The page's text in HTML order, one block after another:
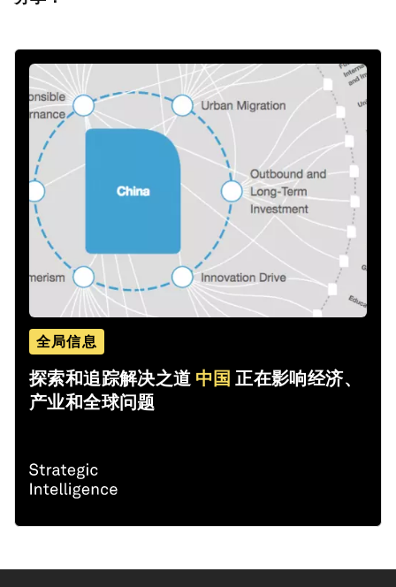
全局信息
探索和追踪解决之道 中国 正在影响经济、
产业和全球问题